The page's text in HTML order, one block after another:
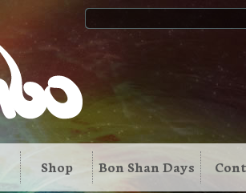
Shop Bon Shan Days